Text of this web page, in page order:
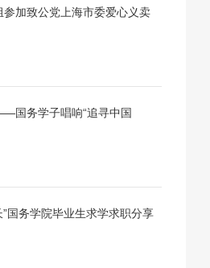
参加致公党上海市委爱心义卖
国务学子唱响“追寻中国
国务学院毕业生求学求职分享